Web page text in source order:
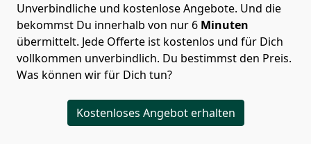
Unverbindliche und kostenlose Angebote. Und die
bekommst Du innerhalb von nur 6 Minuten
übermittelt. Jede Offerte ist kostenlos und für Dich
vollkommen unverbindlich. Du bestimmst den Preis.
Was können wir für Dich tun?
Kostenloses Angebot erhalten